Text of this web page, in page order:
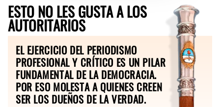
ESTO NO LES GUSTA A LOS
AUTORITARIOS
EL EJERCICIO DEL PERIODISMO
PROFESIONAL Y CRÍTICO ES UN PILAR
FUNDAMENTAL DE LA DEMOCRACIA.
POR ESO MOLESTA A QUIENES CREEN
SER LOS DUEÑOS DE LA VERDAD.